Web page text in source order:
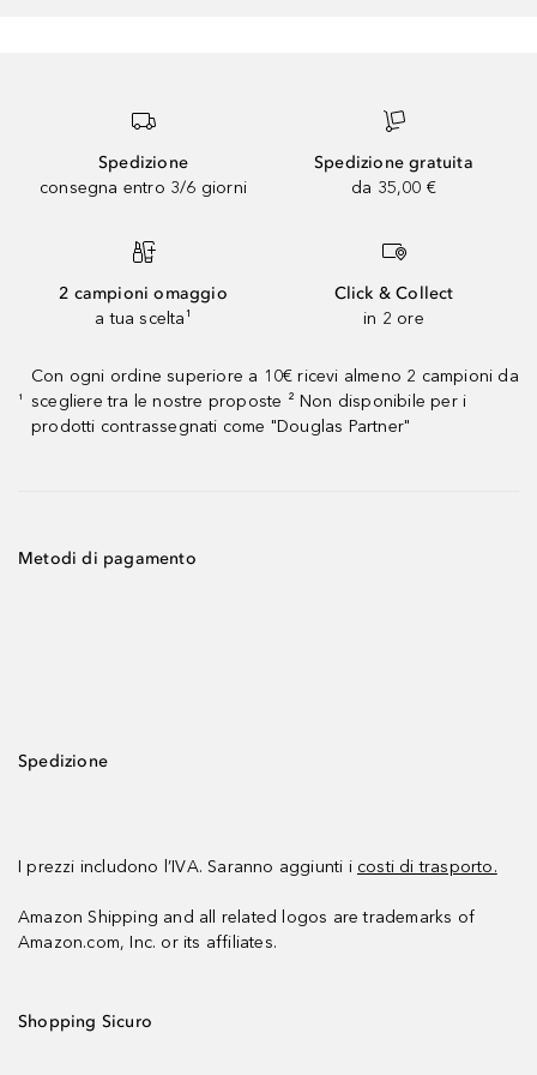
Spedizione
consegna entro 3/6 giorni
Spedizione gratuita
da 35,00 €
2 campioni omaggio
a tua scelta¹
Click & Collect
in 2 ore
¹
Con ogni ordine superiore a 10€ ricevi almeno 2 campioni da
scegliere tra le nostre proposte ² Non disponibile per i
prodotti contrassegnati come "Douglas Partner"
Metodi di pagamento
Spedizione
I prezzi includono l’IVA. Saranno aggiunti i costi di trasporto.
Amazon Shipping and all related logos are trademarks of
Amazon.com, Inc. or its affiliates.
Shopping Sicuro